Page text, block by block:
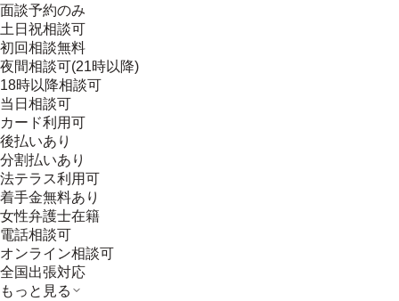
面談予約のみ
土日祝相談可
初回相談無料
夜間相談可(21時以降)
18時以降相談可
当日相談可
カード利用可
後払いあり
分割払いあり
法テラス利用可
着手金無料あり
女性弁護士在籍
電話相談可
オンライン相談可
全国出張対応
もっと見る